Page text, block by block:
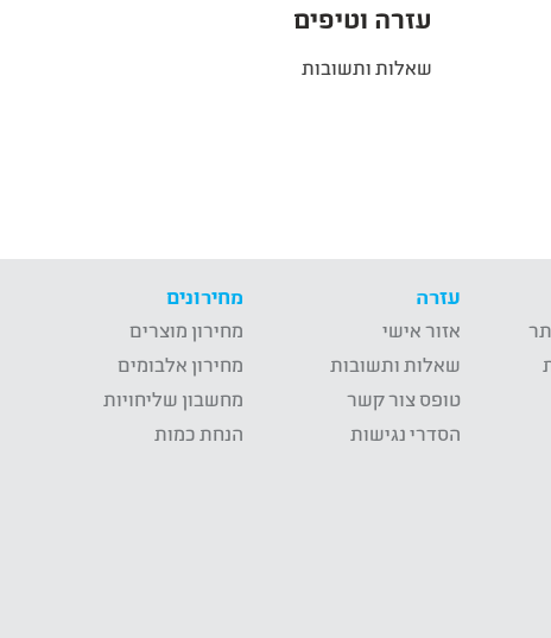
עזרה וטיפים
שאלות ותשובות
עזרה
אזור אישי
שאלות ותשובות
טופס צור קשר
הסדרי נגישות
מחירונים
מחירון מוצרים
מחירון אלבומים
מחשבון שליחויות
הנחת כמות